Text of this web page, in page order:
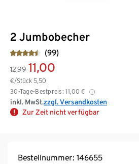
2 Jumbobecher
(99)
12,99 11,00
€/Stück 5,50
30-Tage-Bestpreis: 11,00 €
inkl. MwSt.zzgl. Versandkosten
Zur Zeit nicht verfügbar
Bestellnummer: 146655